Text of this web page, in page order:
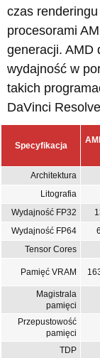
czas
procesorami
generacji. AMD
wydajność w
takich
DaVinci
Specyfikacja
Architektura
Litografia
Wydajność FP32
Wydajność FP64
Tensor Cores
Pamięć VRAM
Magistrala
pamięci
Przepustowość
pamięci
TDP